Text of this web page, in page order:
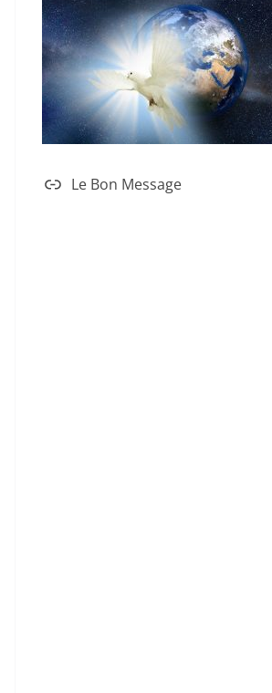
Le Bon Message